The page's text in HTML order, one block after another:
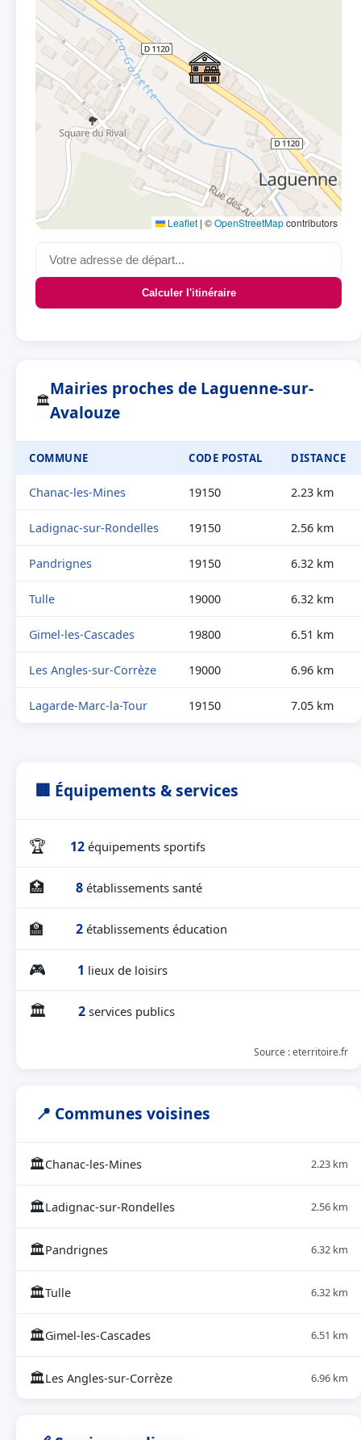
Leaflet | ©OpenStreetMapcontributors
Calculer l'itinéraire
🏛
Mairies proches de Laguenne-sur-
Avalouze
COMMUNE CODE POSTAL DISTANCE
Chanac-les-Mines 19150 2.23 km
Ladignac-sur-Rondelles 19150 2.56 km
Pandrignes 19150 6.32 km
Tulle 19000 6.32 km
Gimel-les-Cascades 19800 6.51 km
Les Angles-sur-Corrèze 19000 6.96 km
Lagarde-Marc-la-Tour 19150 7.05 km
🏢 Équipements & services
🏆 12 équipements sportifs
🏥 8 établissements santé
🏫 2 établissements éducation
🎮 1 lieux de loisirs
🏛 2 services publics
Source : eterritoire.fr
📍 Communes voisines
🏛Chanac-les-Mines 2.23 km
🏛Ladignac-sur-Rondelles 2.56 km
🏛Pandrignes 6.32 km
🏛Tulle 6.32 km
🏛Gimel-les-Cascades 6.51 km
🏛Les Angles-sur-Corrèze 6.96 km